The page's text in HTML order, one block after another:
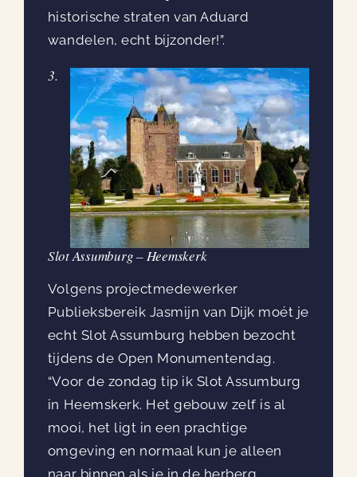
historische straten van Aduard
wandelen, echt bijzonder!”.
3.
Slot Assumburg – Heemskerk
Volgens projectmedewerker
Publieksbereik Jasmijn van Dijk moét je
echt Slot Assumburg hebben bezocht
tijdens de Open Monumentendag.
“Voor de zondag tip ik Slot Assumburg
in Heemskerk. Het gebouw zelf is al
mooi, het ligt in een prachtige
omgeving en normaal kun je alleen
naar binnen als je in de herberg